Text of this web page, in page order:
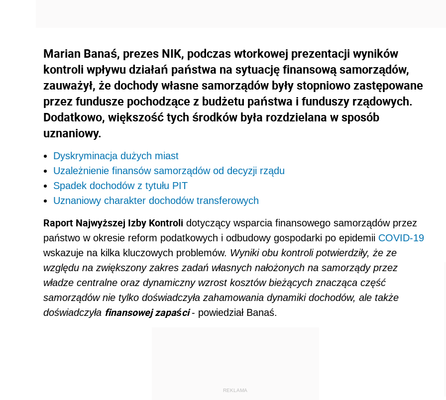
Marian Banaś, prezes NIK, podczas wtorkowej prezentacji wyników
kontroli wpływu działań państwa na sytuację finansową samorządów,
zauważył, że dochody własne samorządów były stopniowo zastępowane
przez fundusze pochodzące z budżetu państwa i funduszy rządowych.
Dodatkowo, większość tych środków była rozdzielana w sposób
uznaniowy.
Dyskryminacja dużych miast
Uzależnienie finansów samorządów od decyzji rządu
Spadek dochodów z tytułu PIT
Uznaniowy charakter dochodów transferowych
Raport Najwyższej Izby Kontroli dotyczący wsparcia finansowego samorządów przez
państwo w okresie reform podatkowych i odbudowy gospodarki po epidemii COVID-19
wskazuje na kilka kluczowych problemów. Wyniki obu kontroli potwierdziły, że ze
względu na zwiększony zakres zadań własnych nałożonych na samorządy przez
władze centralne oraz dynamiczny wzrost kosztów bieżących znacząca część
samorządów nie tylko doświadczyła zahamowania dynamiki dochodów, ale także
doświadczyła finansowej zapaści - powiedział Banaś.
REKLAMA